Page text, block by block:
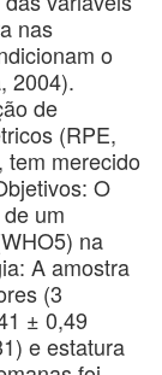
nas
o
2004).
de
(RPE,
tem merecido
O
um
na
A amostra
(3
± 0,49
e estatura